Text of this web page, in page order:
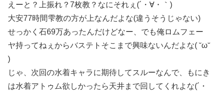
えーと？上振れ？7枚教？なにそれぇ(´・∀・｀)
大安77時間雫教の方が上なんだよな(違うそうじゃない)
せっかく石69万あったんだけどなー、でも俺ロムフェー
ヤ持ってねぇからバステトそこまで興味ないんだよな( ˘ω˘
)
じゃ、次回の水着キャラに期待してスルーなんで、もにき
は水着アトゥム欲しかったら天井まで回してくれよな(´・